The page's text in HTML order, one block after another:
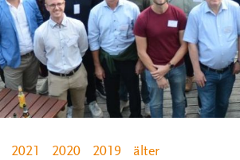
2021 2020 2019 älter